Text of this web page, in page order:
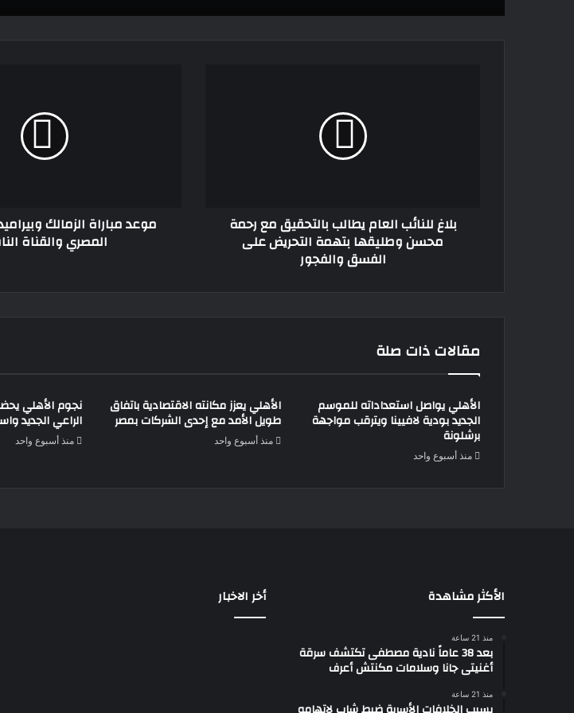
تونس تبدأ عهدًا جديدًا
لاعبو الزمالك
بلاغ للنائب العام يطالب بالتحقيق مع رحمة
محسن وطليقها بتهمة التحريض على
الفسق والفجور
موعد مباراة الزمالك
المصري والقناة
مقالات ذات صلة
الأهلي يواصل استعداداته للموسم
الجديد بودية لافيينا ويترقب مواجهة
برشلونة
منذ أسبوع واحد
الأهلي يعزز مكانته الاقتصادية باتفاق
طويل الأمد مع إحدى الشركات بمصر
منذ أسبوع واحد
نجوم الأهلي
الراعي الجديد
منذ أسبوع واحد
الأكثر مشاهدة
منذ 21 ساعة
بعد 38 عاماً نادية مصطفى تكتشف سرقة
أغنيتى جانا وسلامات مكنتش أعرف
منذ 21 ساعة
أخر الاخبار